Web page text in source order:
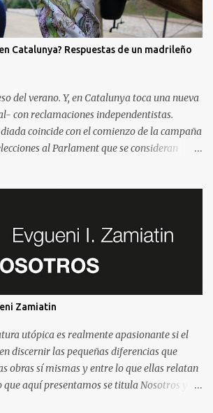
Catalunya? Respuestas de un madrileño
del verano. Y, en Catalunya toca una nueva
con reclamaciones independentistas.
coincide con el comienzo de la campaña
al Parlament que se consideran
cerca para saber más de la situación. Así
las cinco preguntas/respuestas más
a entender los porqués de la independencia
se llama “el procés ”. Por eso y porque hablar
Catalunya es, en esencial, hablar de este
a todos. Madrileños, catalanes, andaluces o
Zamiatin
utópica es realmente apasionante si el
discernir las pequeñas diferencias que
obras sí mismas y entre lo que ellas relatan
aquí presentamos se titula Nosotros y